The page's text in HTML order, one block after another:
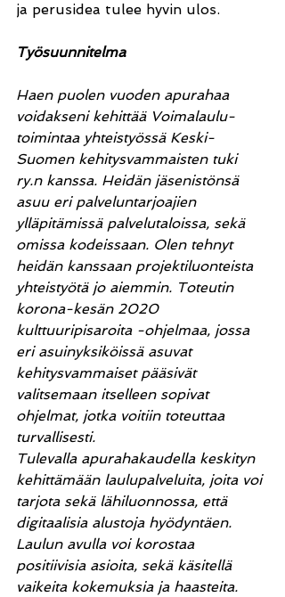
ja perusidea tulee hyvin ulos.
Työsuunnitelma
Haen puolen vuoden apurahaa
voidakseni kehittää Voimalaulu-
toimintaa yhteistyössä Keski-
Suomen kehitysvammaisten tuki
ry.n kanssa. Heidän jäsenistönsä
asuu eri palveluntarjoajien
ylläpitämissä palvelutaloissa, sekä
omissa kodeissaan. Olen tehnyt
heidän kanssaan projektiluonteista
yhteistyötä jo aiemmin. Toteutin
korona-kesän 2020
kulttuuripisaroita -ohjelmaa, jossa
eri asuinyksiköissä asuvat
kehitysvammaiset pääsivät
valitsemaan itselleen sopivat
ohjelmat, jotka voitiin toteuttaa
turvallisesti.
Tulevalla apurahakaudella keskityn
kehittämään laulupalveluita, joita voi
tarjota sekä lähiluonnossa, että
digitaalisia alustoja hyödyntäen.
Laulun avulla voi korostaa
positiivisia asioita, sekä käsitellä
vaikeita kokemuksia ja haasteita.